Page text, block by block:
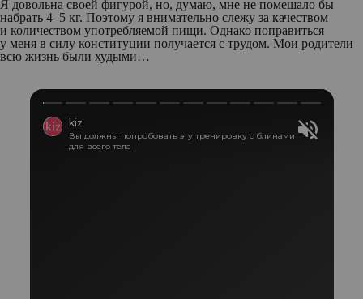
Я довольна своей фигурой, но, думаю, мне не помешало бы
набрать 4–5 кг. Поэтому я внимательно слежу за качеством
и количеством употребляемой пищи. Однако поправиться
у меня в силу конституции получается с трудом. Мои родители
всю жизнь были худыми…